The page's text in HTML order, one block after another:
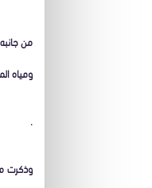
من
ومياه
.
وذكرت